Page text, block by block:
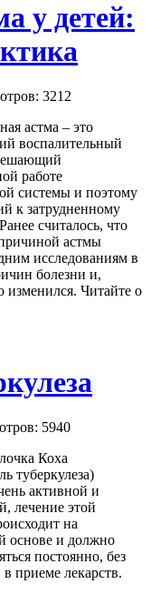
у детей:
3212
астма – это
воспалительный
работе
системы и поэтому
к затрудненному
считалось, что
астмы
исследованиям в
болезни и,
изменился. Читайте о
5940
Коха
туберкулеза)
активной и
лечение этой
на
основе и должно
постоянно, без
приеме лекарств.